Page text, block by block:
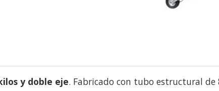
y doble eje. Fabricado con tubo estructural de